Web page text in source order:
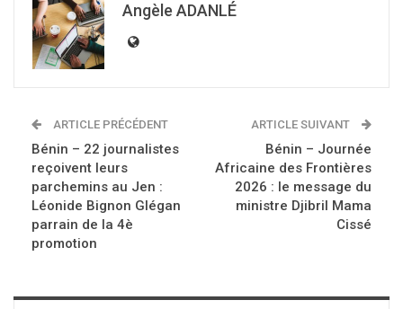
Angèle ADANLÉ
ARTICLE PRÉCÉDENT
Bénin – 22 journalistes
reçoivent leurs
parchemins au Jen :
Léonide Bignon Glégan
parrain de la 4è
promotion
ARTICLE SUIVANT
Bénin – Journée
Africaine des Frontières
2026 : le message du
ministre Djibril Mama
Cissé